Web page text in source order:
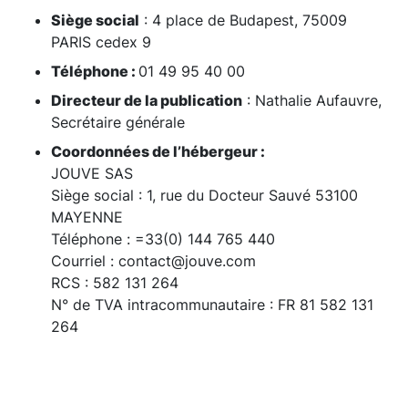
Siège social : 4 place de Budapest, 75009
PARIS cedex 9
Téléphone : 01 49 95 40 00
Directeur de la publication : Nathalie Aufauvre,
Secrétaire générale
Coordonnées de l’hébergeur :
JOUVE SAS
Siège social : 1, rue du Docteur Sauvé 53100
MAYENNE
Téléphone : =33(0) 144 765 440
Courriel : contact@jouve.com
RCS : 582 131 264
N° de TVA intracommunautaire : FR 81 582 131
264